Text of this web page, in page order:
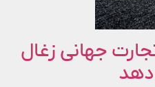
جهانی زغال
دهد